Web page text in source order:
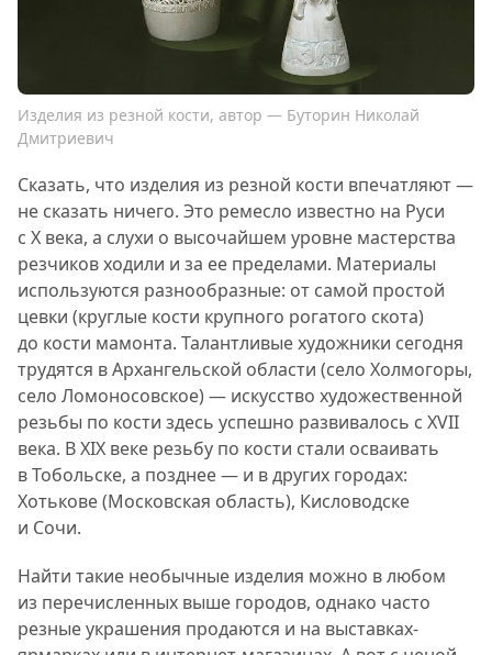
Изделия из резной кости, автор — Буторин Николай
Дмитриевич
Сказать, что изделия из резной кости впечатляют —
не сказать ничего. Это ремесло известно на Руси
с X века, а слухи о высочайшем уровне мастерства
резчиков ходили и за ее пределами. Материалы
используются разнообразные: от самой простой
цевки (круглые кости крупного рогатого скота)
до кости мамонта. Талантливые художники сегодня
трудятся в Архангельской области (село Холмогоры,
село Ломоносовское) — искусство художественной
резьбы по кости здесь успешно развивалось с XVII
века. В XIX веке резьбу по кости стали осваивать
в Тобольске, а позднее — и в других городах:
Хотькове (Московская область), Кисловодске
и Сочи.
Найти такие необычные изделия можно в любом
из перечисленных выше городов, однако часто
резные украшения продаются и на выставках-